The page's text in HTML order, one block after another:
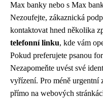
Max banky nebo s Max
Nezoufejte, zákaznická
kontaktovat hned několika
telefonní linku, kde vám
Pokud preferujete psanou
Nezapomeňte uvést své
vyřízení. Pro méně urgentní
přímo na webových